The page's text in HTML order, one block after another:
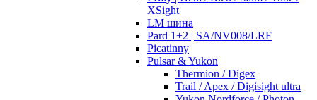
XSight
LM шина
Pard 1+2 | SA/NV008/LRF
Picatinny
Pulsar & Yukon
Thermion / Digex
Trail / Apex / Digisight ultra